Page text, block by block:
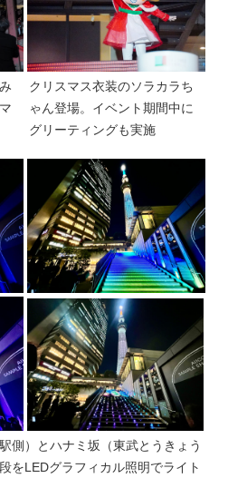
クリスマス衣装のソラカラち
ゃん登場。イベント期間中に
グリーティングも実施
側）とハナミ坂（東武とうきょう
をLEDグラフィカル照明でライト